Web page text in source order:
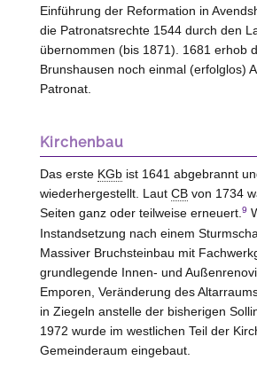
Einführung der Reformation in
die Patronatsrechte 1544 durch den
übernommen (bis 1871). 1681 erhob
Brunshausen noch einmal (erfolglos)
Patronat.
Kirchenbau
Das erste KGbist 1641 abgebrannt
wiederhergestellt. Laut CBvon 1734
Seiten ganz oder teilweise erneuert.9
Instandsetzung nach einem
Massiver Bruchsteinbau mit
grundlegende Innen- und
Emporen, Veränderung des
in Ziegeln anstelle der bisherigen
1972 wurde im westlichen Teil der
Gemeinderaum eingebaut.